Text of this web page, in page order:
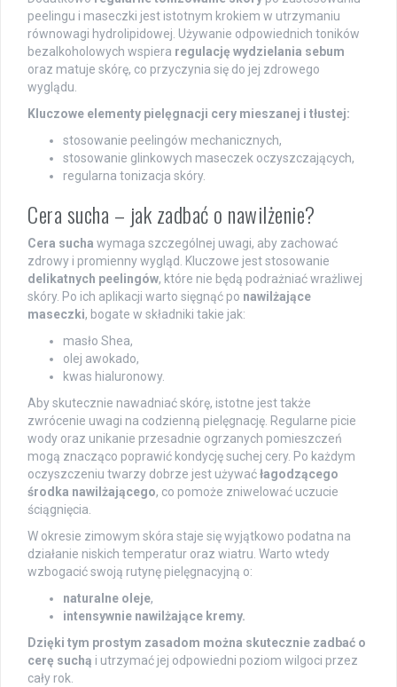
peelingu i maseczki jest istotnym krokiem w utrzymaniu
równowagi hydrolipidowej. Używanie odpowiednich toników
bezalkoholowych wspiera regulację wydzielania sebum
oraz matuje skórę, co przyczynia się do jej zdrowego
wyglądu.
Kluczowe elementy pielęgnacji cery mieszanej i tłustej:
stosowanie peelingów mechanicznych,
stosowanie glinkowych maseczek oczyszczających,
regularna tonizacja skóry.
Cera sucha – jak zadbać o nawilżenie?
Cera sucha wymaga szczególnej uwagi, aby zachować
zdrowy i promienny wygląd. Kluczowe jest stosowanie
delikatnych peelingów, które nie będą podrażniać wrażliwej
skóry. Po ich aplikacji warto sięgnąć po nawilżające
maseczki, bogate w składniki takie jak:
masło Shea,
olej awokado,
kwas hialuronowy.
Aby skutecznie nawadniać skórę, istotne jest także
zwrócenie uwagi na codzienną pielęgnację. Regularne picie
wody oraz unikanie przesadnie ogrzanych pomieszczeń
mogą znacząco poprawić kondycję suchej cery. Po każdym
oczyszczeniu twarzy dobrze jest używaćłagodzącego
środka nawilżającego, co pomoże zniwelować uczucie
ściągnięcia.
W okresie zimowym skóra staje się wyjątkowo podatna na
działanie niskich temperatur oraz wiatru. Warto wtedy
wzbogacić swoją rutynę pielęgnacyjną o:
naturalne oleje,
intensywnie nawilżające kremy.
Dzięki tym prostym zasadom można skutecznie zadbać o
cerę suchą i utrzymać jej odpowiedni poziom wilgoci przez
cały rok.